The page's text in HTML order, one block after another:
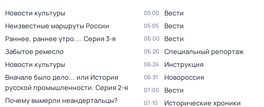
Новости культуры
Неизвестные маршруты России
Раннее, раннее утро.... Серия 3-я
Забытое ремесло
Новости культуры
Вначале было дело... или История
русской промышленности. Серия 2-я
Почему вымерли неандертальцы?
05:00 Вести
05:05 Вести
06:00 Вести
06:20 Специальный репортаж
06:24 Инструкция
06:31 Новороссия
07:00 Вести
07:10 Исторические хроники